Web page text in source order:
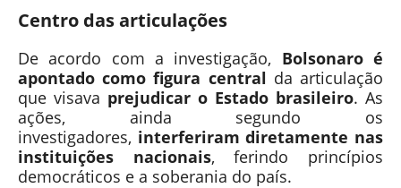
Centro das articulações
De acordo com a investigação, Bolsonaro é
apontado como figura central da articulação
que visava prejudicar o Estado brasileiro. As
ações, ainda segundo os
investigadores, interferiram diretamente nas
instituições nacionais, ferindo princípios
democráticos e a soberania do país.